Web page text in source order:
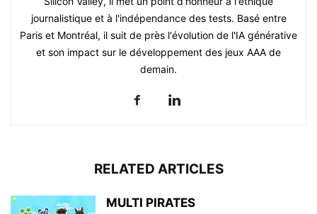
journalistique et à l'indépendance des tests. Basé entre
Paris et Montréal, il suit de près l'évolution de l'IA générative
et son impact sur le développement des jeux AAA de
demain.
RELATED ARTICLES
MULTI PIRATES